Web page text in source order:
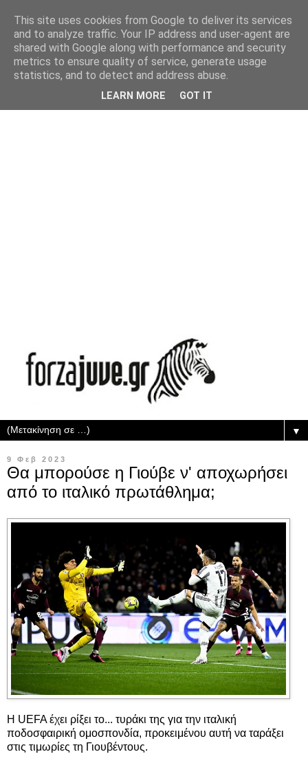
▼
9 Φεβ 2023
Θα μπορούσε η Γιούβε ν' αποχωρήσει
από το ιταλικό πρωτάθλημα;
Η UEFA έχει ρίξει το... τυράκι της για την ιταλική
ποδοσφαιρική ομοσπονδία, προκειμένου αυτή να ταράξει
στις τιμωρίες τη Γιουβέντους.
This site uses cookies from Google to deliver its services
and to analyze traffic. Your IP address and user-agent are
shared with Google along with performance and security
metrics to ensure quality of service, generate usage
statistics, and to detect and address abuse.
LEARN MORE GOT IT